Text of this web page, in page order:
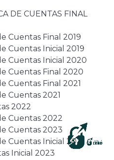
DE CUENTAS FINAL
Cuentas Final 2019
Cuentas Inicial 2019
Cuentas Inicial 2020
Cuentas Final 2020
Cuentas Final 2021
Cuentas 2021
2022
Cuentas 2022
Cuentas 2023
Cuentas Inicial 2024
Inicial 2023